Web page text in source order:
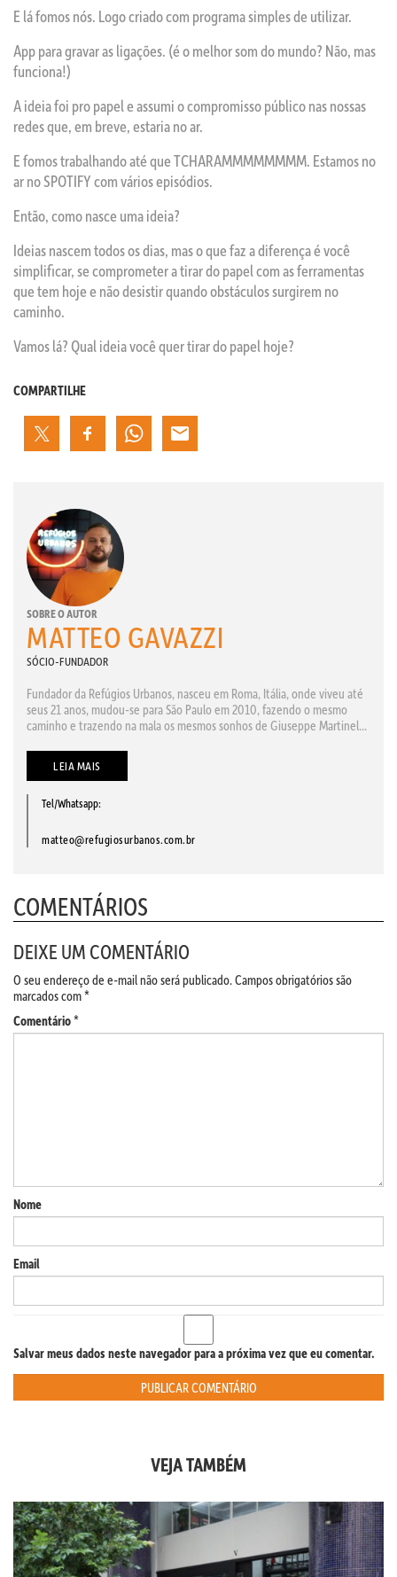
E lá fomos nós. Logo criado com programa simples de utilizar.
App para gravar as ligações. (é o melhor som do mundo? Não, mas
funciona!)
A ideia foi pro papel e assumi o compromisso público nas nossas
redes que, em breve, estaria no ar.
E fomos trabalhando até que TCHARAMMMMMMMM. Estamos no
ar no SPOTIFY com vários episódios.
Então, como nasce uma ideia?
Ideias nascem todos os dias, mas o que faz a diferença é você
simplificar, se comprometer a tirar do papel com as ferramentas
que tem hoje e não desistir quando obstáculos surgirem no
caminho.
Vamos lá? Qual ideia você quer tirar do papel hoje?
COMPARTILHE
SOBRE O AUTOR
MATTEO GAVAZZI
SÓCIO-FUNDADOR
Fundador da Refúgios Urbanos, nasceu em Roma, Itália, onde viveu até
seus 21 anos, mudou-se para São Paulo em 2010, fazendo o mesmo
caminho e trazendo na mala os mesmos sonhos de Giuseppe Martinel...
LEIA MAIS
Tel/Whatsapp:
matteo@refugiosurbanos.com.br
COMENTÁRIOS
DEIXE UM COMENTÁRIO
O seu endereço de e-mail não será publicado.Campos obrigatórios são
marcados com*
Comentário*
Nome
Email
Salvar meus dados neste navegador para a próxima vez que eu comentar.
VEJA TAMBÉM